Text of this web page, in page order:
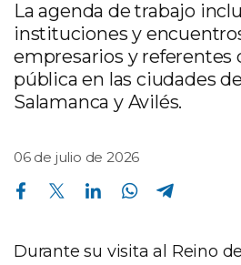
La agenda de trabajo
instituciones y
empresarios y referentes
pública en las ciudades
Salamanca y Avilés.
06 de julio de 2026
Compartir en Facebook Compartir en Twitter Compartir en Linkedin Compartir en Whatsapp
Durante su visita al Reino